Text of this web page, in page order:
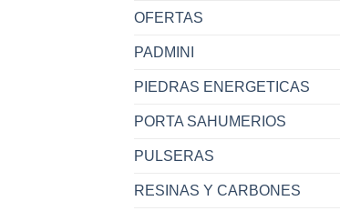
OFERTAS
PADMINI
PIEDRAS ENERGETICAS
PORTA SAHUMERIOS
PULSERAS
RESINAS Y CARBONES